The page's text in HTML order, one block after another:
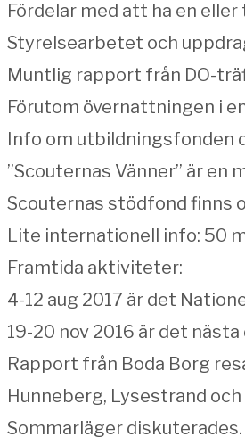
Fördelar med att ha en
Styrelsearbetet och
Muntlig rapport från DO-
Förutom övernattningen i
Info om utbildningsfonden
”Scouternas Vänner” är en
Scouternas stödfond finns
Lite internationell info: 50
Framtida aktiviteter:
4-12 aug 2017 är det
19-20 nov 2016 är det
Rapport från Boda Borg
Hunneberg, Lysestrand
Sommarläger diskuterades.